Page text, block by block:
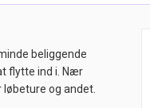
beliggende
flytte ind i. Nær
og andet.